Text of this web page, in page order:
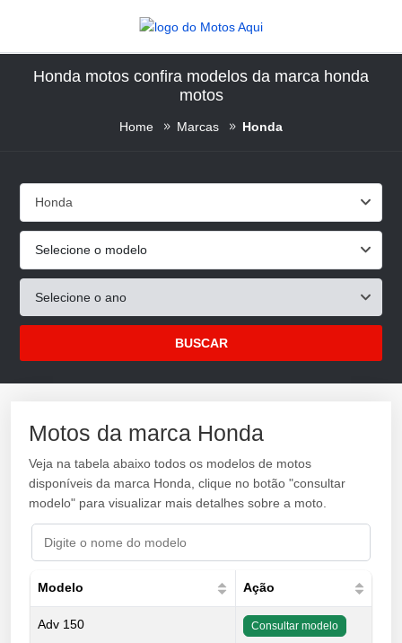
Honda motos confira modelos da marca honda
motos
Home Marcas Honda
Honda
Selecione o modelo
Selecione o ano
Motos da marca Honda
Veja na tabela abaixo todos os modelos de motos
disponíveis da marca Honda, clique no botão "consultar
modelo" para visualizar mais detalhes sobre a moto.
Modelo Ação
Adv 150 Consultar modelo